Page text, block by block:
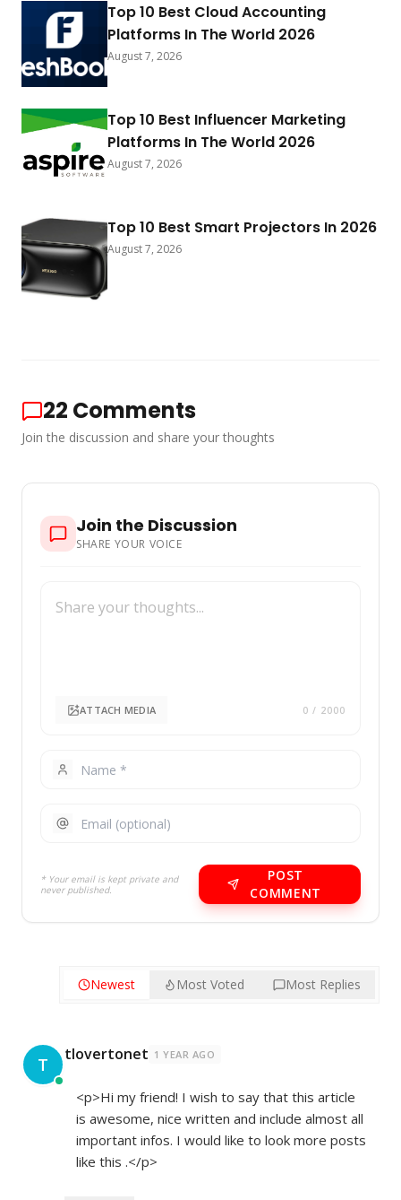
Top 10 Best Cloud Accounting
Platforms In The World 2026
August 7, 2026
Top 10 Best Influencer Marketing
Platforms In The World 2026
August 7, 2026
Top 10 Best Smart Projectors In 2026
August 7, 2026
22 Comments
Join the discussion and share your thoughts
Join the Discussion
SHARE YOUR VOICE
ATTACH MEDIA 0 / 2000
* Your email is kept private and
never published.
POST
COMMENT
Newest Most Voted Most Replies
T tlovertonet 1 YEAR AGO
<p>Hi my friend! I wish to say that this article
is awesome, nice written and include almost all
important infos. I would like to look more posts
like this .</p>